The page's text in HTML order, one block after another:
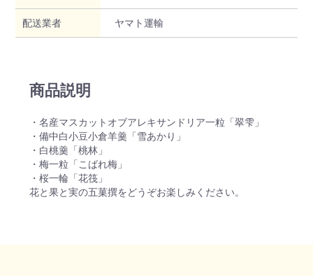
配送業者 ヤマト運輸
商品説明
・名産マスカットオブアレキサンドリア一粒「翠雫」
・備中白小豆小倉羊羹「雪あかり」
・白桃羹「桃林」
・梅一粒「こばれ梅」
・桜一輪「花筏」
花と果と実の五菓撰をどうぞお楽しみください。